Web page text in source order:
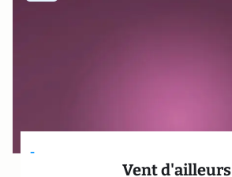
-
Vent d'ailleurs